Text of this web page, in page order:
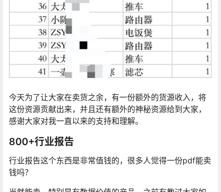
今天为了让大家在卖货之余，有一份额外的货源收入，将
这份资源贡献出来，并且还有额外的神秘资源给到大家，
感谢大家对我一直以来的支持和理解。
800+行业报告
行业报告这个东西是非常值钱的，很多人觉得一份pdf能卖
钱吗？